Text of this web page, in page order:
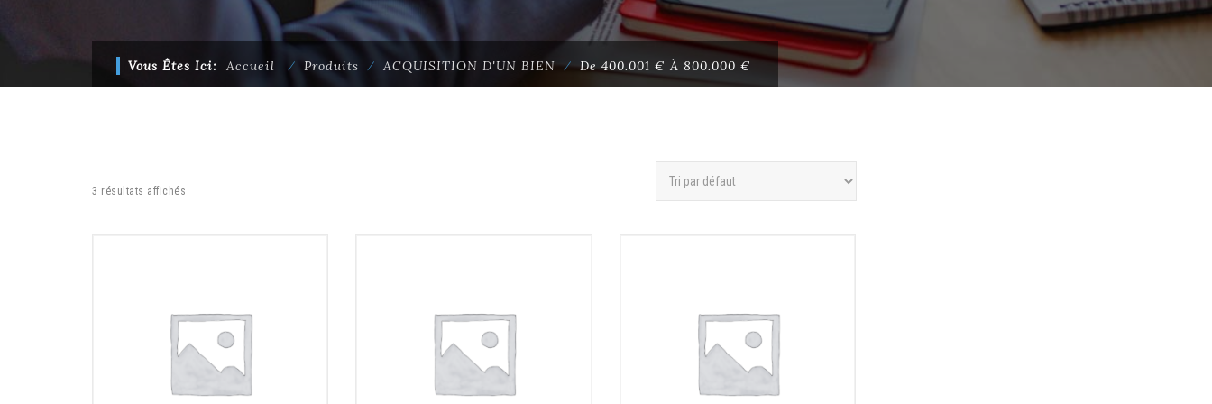
Vous Êtes Ici: Accueil ⁄ Produits ⁄ ACQUISITION D'UN BIEN⁄De 400.001 € À 800.000 €
3 résultats affichés